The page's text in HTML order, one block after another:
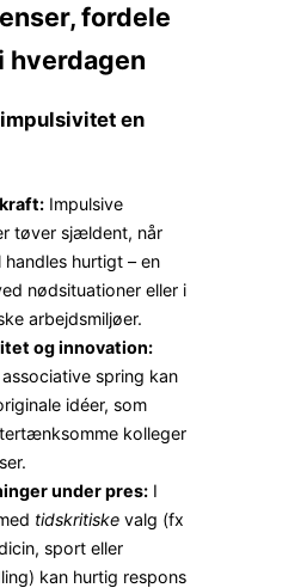
fordele
hverdagen
en
Impulsive
tøver sjældent, når
handles hurtigt – en
nødsituationer eller i
arbejdsmiljøer.
og innovation:
spring kan
idéer, som
kolleger
under pres: I
tidskritiske valg (fx
sport eller
kan hurtig respons